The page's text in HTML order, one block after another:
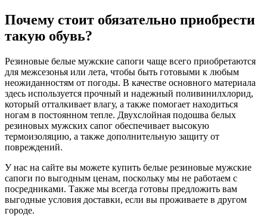
Почему стоит обязательно приобрести
такую обувь?
Резиновые белые мужские сапоги чаще всего приобретаются
для межсезонья или лета, чтобы быть готовыми к любым
неожиданностям от погоды. В качестве основного материала
здесь используется прочный и надежный поливинилхлорид,
который отталкивает влагу, а также помогает находиться
ногам в постоянном тепле. Двухслойная подошва белых
резиновых мужских сапог обеспечивает высокую
термоизоляцию, а также дополнительную защиту от
повреждений.
У нас на сайте вы можете купить белые резиновые мужские
сапоги по выгодным ценам, поскольку мы не работаем с
посредниками. Также мы всегда готовы предложить вам
выгодные условия доставки, если вы проживаете в другом
городе.